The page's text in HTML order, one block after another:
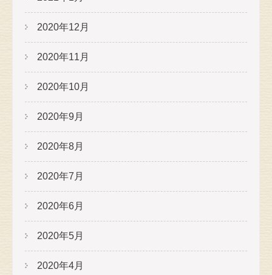
2020年12月
2020年11月
2020年10月
2020年9月
2020年8月
2020年7月
2020年6月
2020年5月
2020年4月